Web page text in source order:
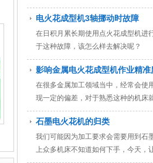
电火花成型机3轴挪动时故障
在日积月累长期使用点火花成型机进
于这种故障，该怎么样去解决呢？
影响金属电火花成型机作业精
在很多金属加工领域当中，经常会使
现一定的偏差，对于熟悉这种的机床
机多年老师傅来简单为大家讲解一些
石墨电火花机的归类
我们可能因为加工要求会需要用到石
上众多机床不知道如何下手，今天，